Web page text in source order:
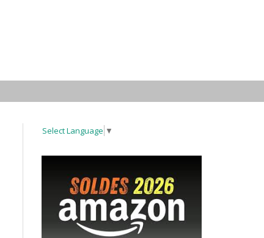
Select Language ▼